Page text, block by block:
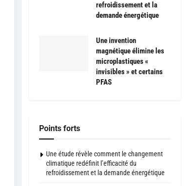
refroidissement et la
demande énergétique
Une invention
magnétique élimine les
microplastiques «
invisibles » et certains
PFAS
Points forts
Une étude révèle comment le changement
climatique redéfinit l’efficacité du
refroidissement et la demande énergétique